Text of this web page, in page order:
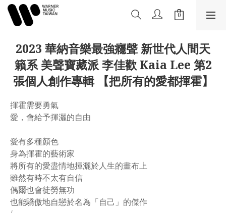
2023 華納音樂最強癮聲 新世代人間天
籟系 美聲寶藏派 李佳歡 Kaia Lee 第2
張個人創作專輯 【把所有的愛都揮霍】
揮霍需要勇氣
愛，會給予揮灑的自由
愛有多種顏色
身為揮霍的藝術家
將所有的愛盡情地揮灑於人生的畫布上
雖然有時不太有自信
偶爾也會徒勞無功
也能驕傲地自戀於名為「自己」的傑作